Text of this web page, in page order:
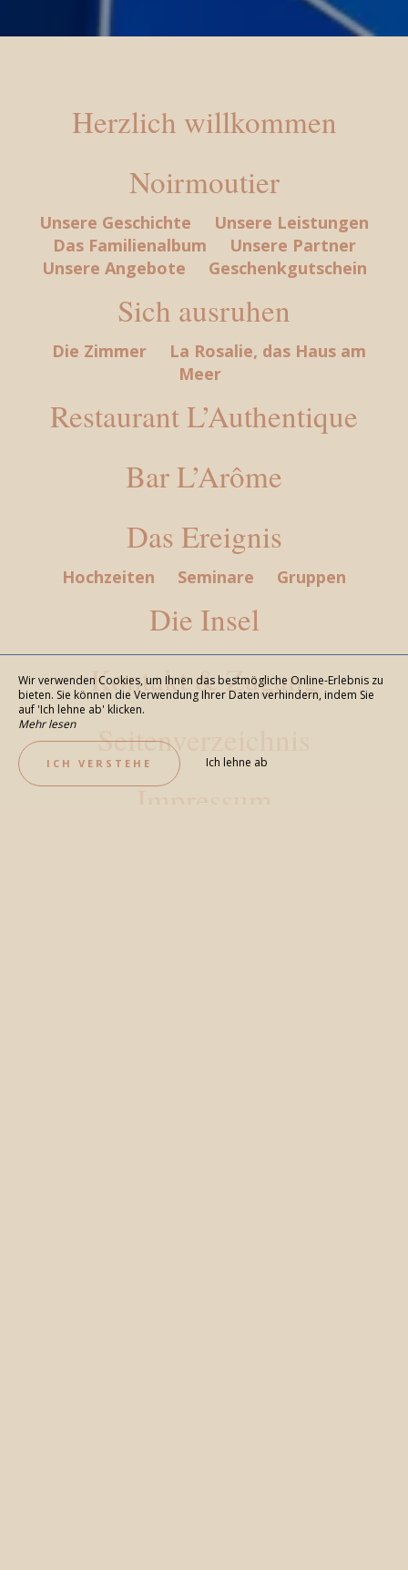
Herzlich willkommen
Noirmoutier
Unsere Geschichte
Unsere Leistungen
Das Familienalbum
Unsere Partner
Unsere Angebote
Geschenkgutschein
Sich ausruhen
Die Zimmer
La Rosalie, das Haus am
Meer
Restaurant L’Authentique
Bar L’Arôme
Das Ereignis
Hochzeiten Seminare Gruppen
Die Insel
Kontakt & Zugang
Seitenverzeichnis
Impressum
Wir verwenden Cookies, um Ihnen das bestmögliche Online-Erlebnis zu
bieten. Sie können die Verwendung Ihrer Daten verhindern, indem Sie
auf 'Ich lehne ab' klicken.
Mehr lesen
ICH VERSTEHE Ich lehne ab